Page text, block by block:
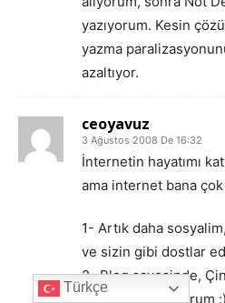
yazıyorum. Kesin
yazma
azaltıyor.
ceoyavuz
3 Ağustos 2008 De 16:32
İnternetin hayatımı
ama internet bana
1- Artık daha
ve sizin gibi dostlar
2- Blog sayesinde,
aklına ben geliyorum :)
Türkçe